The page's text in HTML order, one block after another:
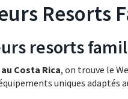
Resorts
resorts
Costa Rica, on trouve le
uniques adaptés